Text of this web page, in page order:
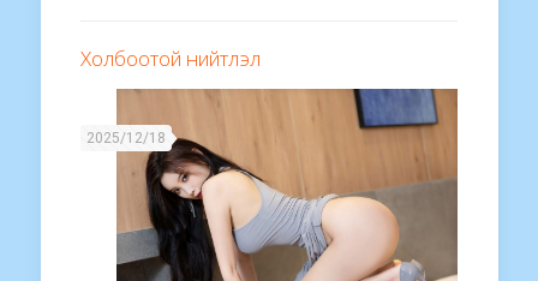
Холбоотой нийтлэл
2025/12/18